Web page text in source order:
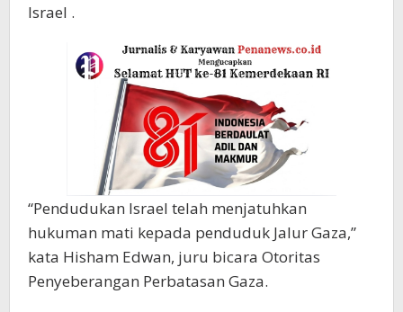
Israel .
“Pendudukan Israel telah menjatuhkan
hukuman mati kepada penduduk Jalur Gaza,”
kata Hisham Edwan, juru bicara Otoritas
Penyeberangan Perbatasan Gaza.